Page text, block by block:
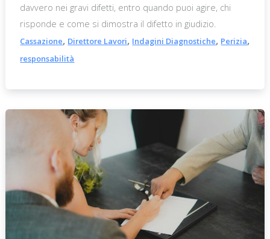
davvero nei gravi difetti, entro quando puoi agire, chi
risponde e come si dimostra il difetto in giudizio.
Cassazione, Direttore Lavori, Indagini Diagnostiche, Perizia,
responsabilità